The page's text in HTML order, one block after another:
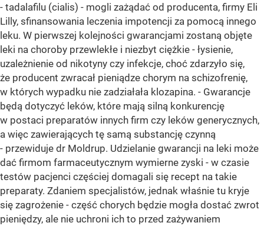
- tadalafilu (cialis) - mogli zażądać od producenta, firmy Eli
Lilly, sfinansowania leczenia impotencji za pomocą innego
leku. W pierwszej kolejności gwarancjami zostaną objęte
leki na choroby przewlekłe i niezbyt ciężkie - łysienie,
uzależnienie od nikotyny czy infekcje, choć zdarzyło się,
że producent zwracał pieniądze chorym na schizofrenię,
w których wypadku nie zadziałała klozapina. - Gwarancje
będą dotyczyć leków, które mają silną konkurencję
w postaci preparatów innych firm czy leków generycznych,
a więc zawierających tę samą substancję czynną
- przewiduje dr Moldrup. Udzielanie gwarancji na leki może
dać firmom farmaceutycznym wymierne zyski - w czasie
testów pacjenci częściej domagali się recept na takie
preparaty. Zdaniem specjalistów, jednak właśnie tu kryje
się zagrożenie - część chorych będzie mogła dostać zwrot
pieniędzy, ale nie uchroni ich to przed zażywaniem